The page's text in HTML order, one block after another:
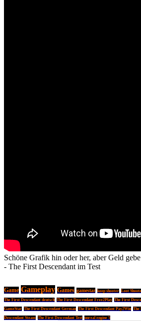
Schöne Grafik hin oder her, aber Geld
- The First Descendant im Test
Game Gameplay Games gamestar koop shooter Loot
The First Descendant deutsch The First Descendant Free2Play The First
GameStar The First Descendant German The First Descendant Pay2Win The
Descendant Steam The First Descendant Test unreal engine 5